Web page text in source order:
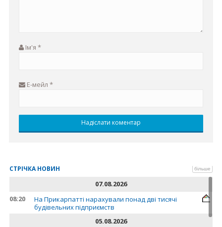
Ім'я *
Е-мейл *
СТРІЧКА НОВИН більше
07.08.2026
08:20
На Прикарпатті нарахували понад дві тисячі
будівельних підприємств
05.08.2026